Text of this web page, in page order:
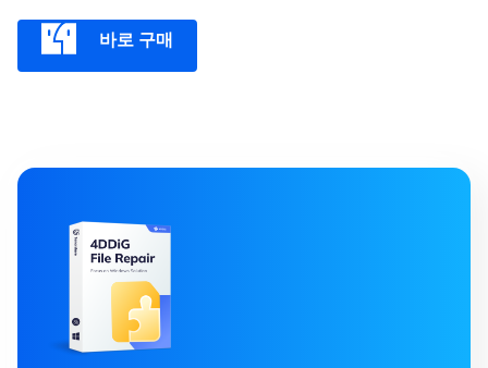
바로 구매